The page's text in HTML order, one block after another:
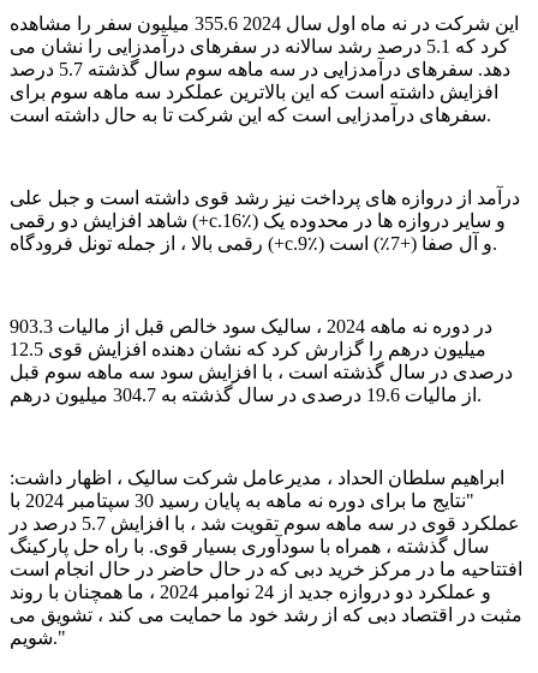
این شرکت در نه ماه اول سال 2024 355.6 میلیون سفر را مشاهده
کرد که 5.1 درصد رشد سالانه در سفرهای درآمدزایی را نشان می
دهد. سفرهای درآمدزایی در سه ماهه سوم سال گذشته 5.7 درصد
افزایش داشته است که این بالاترین عملکرد سه ماهه سوم برای
سفرهای درآمدزایی است که این شرکت تا به حال داشته است.
درآمد از دروازه های پرداخت نیز رشد قوی داشته است و جبل علی
شاهد افزایش دو رقمی (+c.16٪) و سایر دروازه ها در محدوده یک
رقمی بالا ، از جمله تونل فرودگاه (+c.9٪) و آل صفا (+7٪) است.
در دوره نه ماهه 2024 ، سالیک سود خالص قبل از مالیات 903.3
میلیون درهم را گزارش کرد که نشان دهنده افزایش قوی 12.5
درصدی در سال گذشته است ، با افزایش سود سه ماهه سوم قبل
از مالیات 19.6 درصدی در سال گذشته به 304.7 میلیون درهم.
ابراهیم سلطان الحداد ، مدیرعامل شرکت سالیک ، اظهار داشت:
"نتایج ما برای دوره نه ماهه به پایان رسید 30 سپتامبر 2024 با
عملکرد قوی در سه ماهه سوم تقویت شد ، با افزایش 5.7 درصد در
سال گذشته ، همراه با سودآوری بسیار قوی. با راه حل پارکینگ
افتتاحیه ما در مرکز خرید دبی که در حال حاضر در حال انجام است
و عملکرد دو دروازه جدید از 24 نوامبر 2024 ، ما همچنان با روند
مثبت در اقتصاد دبی که از رشد خود ما حمایت می کند ، تشویق می
شویم."